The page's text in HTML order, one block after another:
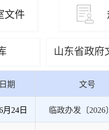
文件
山东省政府
期 文号
月24日 临政办发〔2026